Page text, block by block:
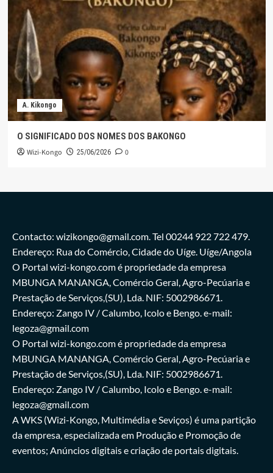
A. Kikongo
O SIGNIFICADO DOS NOMES DOS BAKONGO
Wizi-Kongo 25/06/2026 0
Contacto: wizikongo@gmail.com. Tel 00244 922 722 479.
Endereço: Rua do Comércio, Cidade do Uíge. Uíge/Angola
O Portal wizi-kongo.com é propriedade da empresa
MBUNGA MANANGA, Comércio Geral, Agro-Pecúaria e
Prestação de Serviços,(SU), Lda. NIF: 5002986671.
Endereço: Zango IV / Calumbo, Icolo e Bengo. e-mail:
legoza@gmail.com
O Portal wizi-kongo.com é propriedade da empresa
MBUNGA MANANGA, Comércio Geral, Agro-Pecúaria e
Prestação de Serviços,(SU), Lda. NIF: 5002986671.
Endereço: Zango IV / Calumbo, Icolo e Bengo. e-mail:
legoza@gmail.com
A WKS (Wizi-Kongo, Multimédia e Seviços) é uma partição
da empresa, especializada em Produção e Promoção de
eventos; Anúncios digitais e criação de portais digitais.